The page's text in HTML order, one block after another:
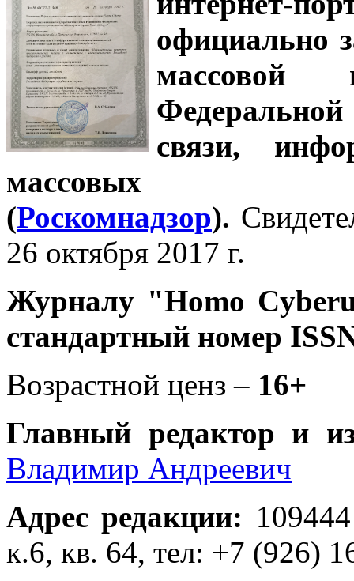
официально
связи,
массовых
(Роскомнадзор).
26 октября 2017 г.
Журналу "Homo
стандартный номер
Возрастной ценз – 16+
Главный редактор и
Владимир Андреевич
Адрес редакции:
к.6, кв. 64, тел: +7 (926)